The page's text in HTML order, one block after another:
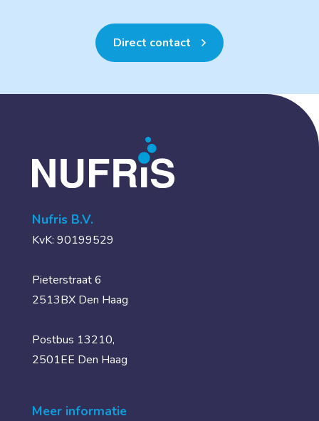
Direct contact
Nufris B.V.
KvK: 90199529
Pieterstraat 6
2513BX Den Haag
Postbus 13210,
2501EE Den Haag
Meer informatie